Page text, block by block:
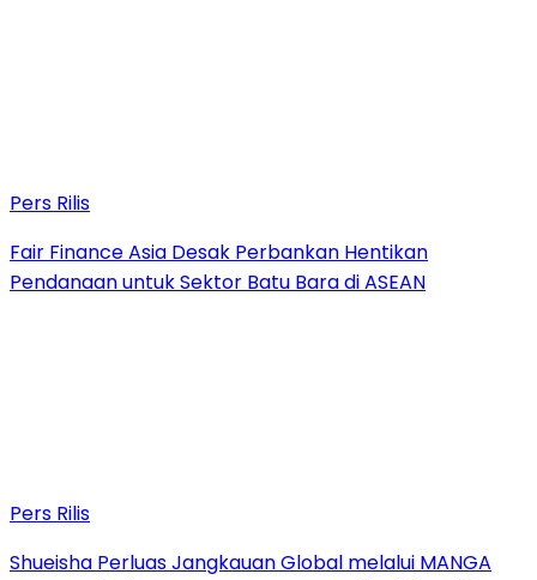
Pers Rilis
Fair Finance Asia Desak Perbankan Hentikan
Pendanaan untuk Sektor Batu Bara di ASEAN
Pers Rilis
Shueisha Perluas Jangkauan Global melalui MANGA